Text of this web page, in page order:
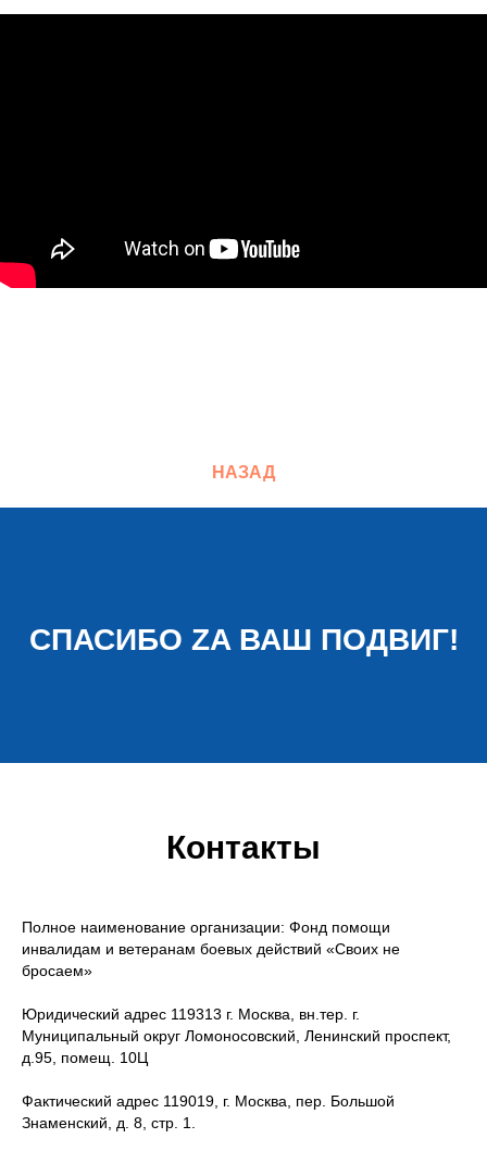
НАЗАД
СПАСИБО ZA ВАШ ПОДВИГ!
Контакты
Полное наименование организации: Фонд помощи
инвалидам и ветеранам боевых действий «Своих не
бросаем»
Юридический адрес 119313 г. Москва, вн.тер. г.
Муниципальный округ Ломоносовский, Ленинский проспект,
д.95, помещ. 10Ц
Фактический адрес 119019, г. Москва, пер. Большой
Знаменский, д. 8, стр. 1.